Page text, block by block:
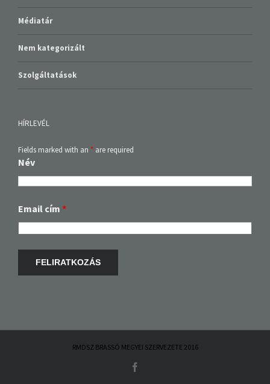
Médiatár
Nem kategorizált
Szolgáltatások
HÍRLEVÉL
Fields marked with an * are required
Név
Email cím *
RMDSZ BRASSÓ MEGYEI SZERVEZETE 2016